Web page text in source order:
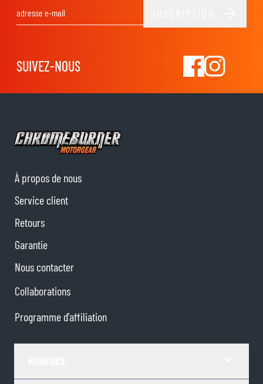
SUIVEZ-NOUS
À propos de nous
Service client
Retours
Garantie
Nous contacter
Collaborations
Programme d'affiliation